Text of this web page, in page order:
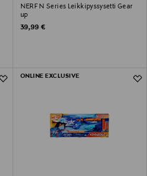
NERF N Series Leikkipyssysetti Gear
up
Original Price
39,99 €
ONLINE EXCLUSIVE